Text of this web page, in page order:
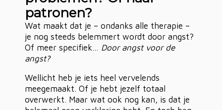
patronen?
Wat maakt dat je – ondanks alle therapie –
je nog steeds belemmert wordt door angst?
Of meer specifiek… Door angst voor de
angst?
Wellicht heb je iets heel vervelends
meegemaakt. Of je hebt jezelf totaal
overwerkt. Maar wat ook nog kan, is dat je